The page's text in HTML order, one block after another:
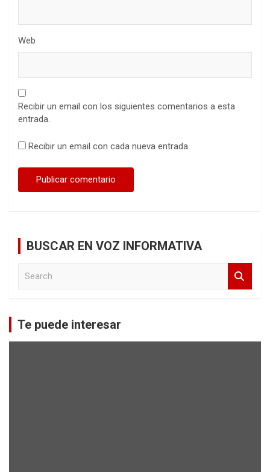
Web
Recibir un email con los siguientes comentarios a esta
entrada.
Recibir un email con cada nueva entrada.
BUSCAR EN VOZ INFORMATIVA
c
h
Te puede interesar